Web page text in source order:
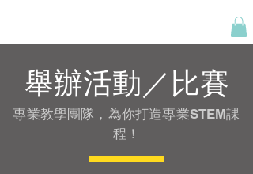
舉辦活動／比賽
專業教學團隊，為你打造專業STEM課
程！